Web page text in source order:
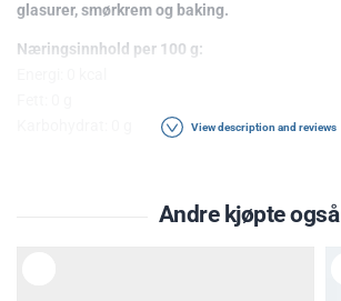
glasurer, smørkrem og baking.
Næringsinnhold per 100 g:
View description and reviews
Andre kjøpte også